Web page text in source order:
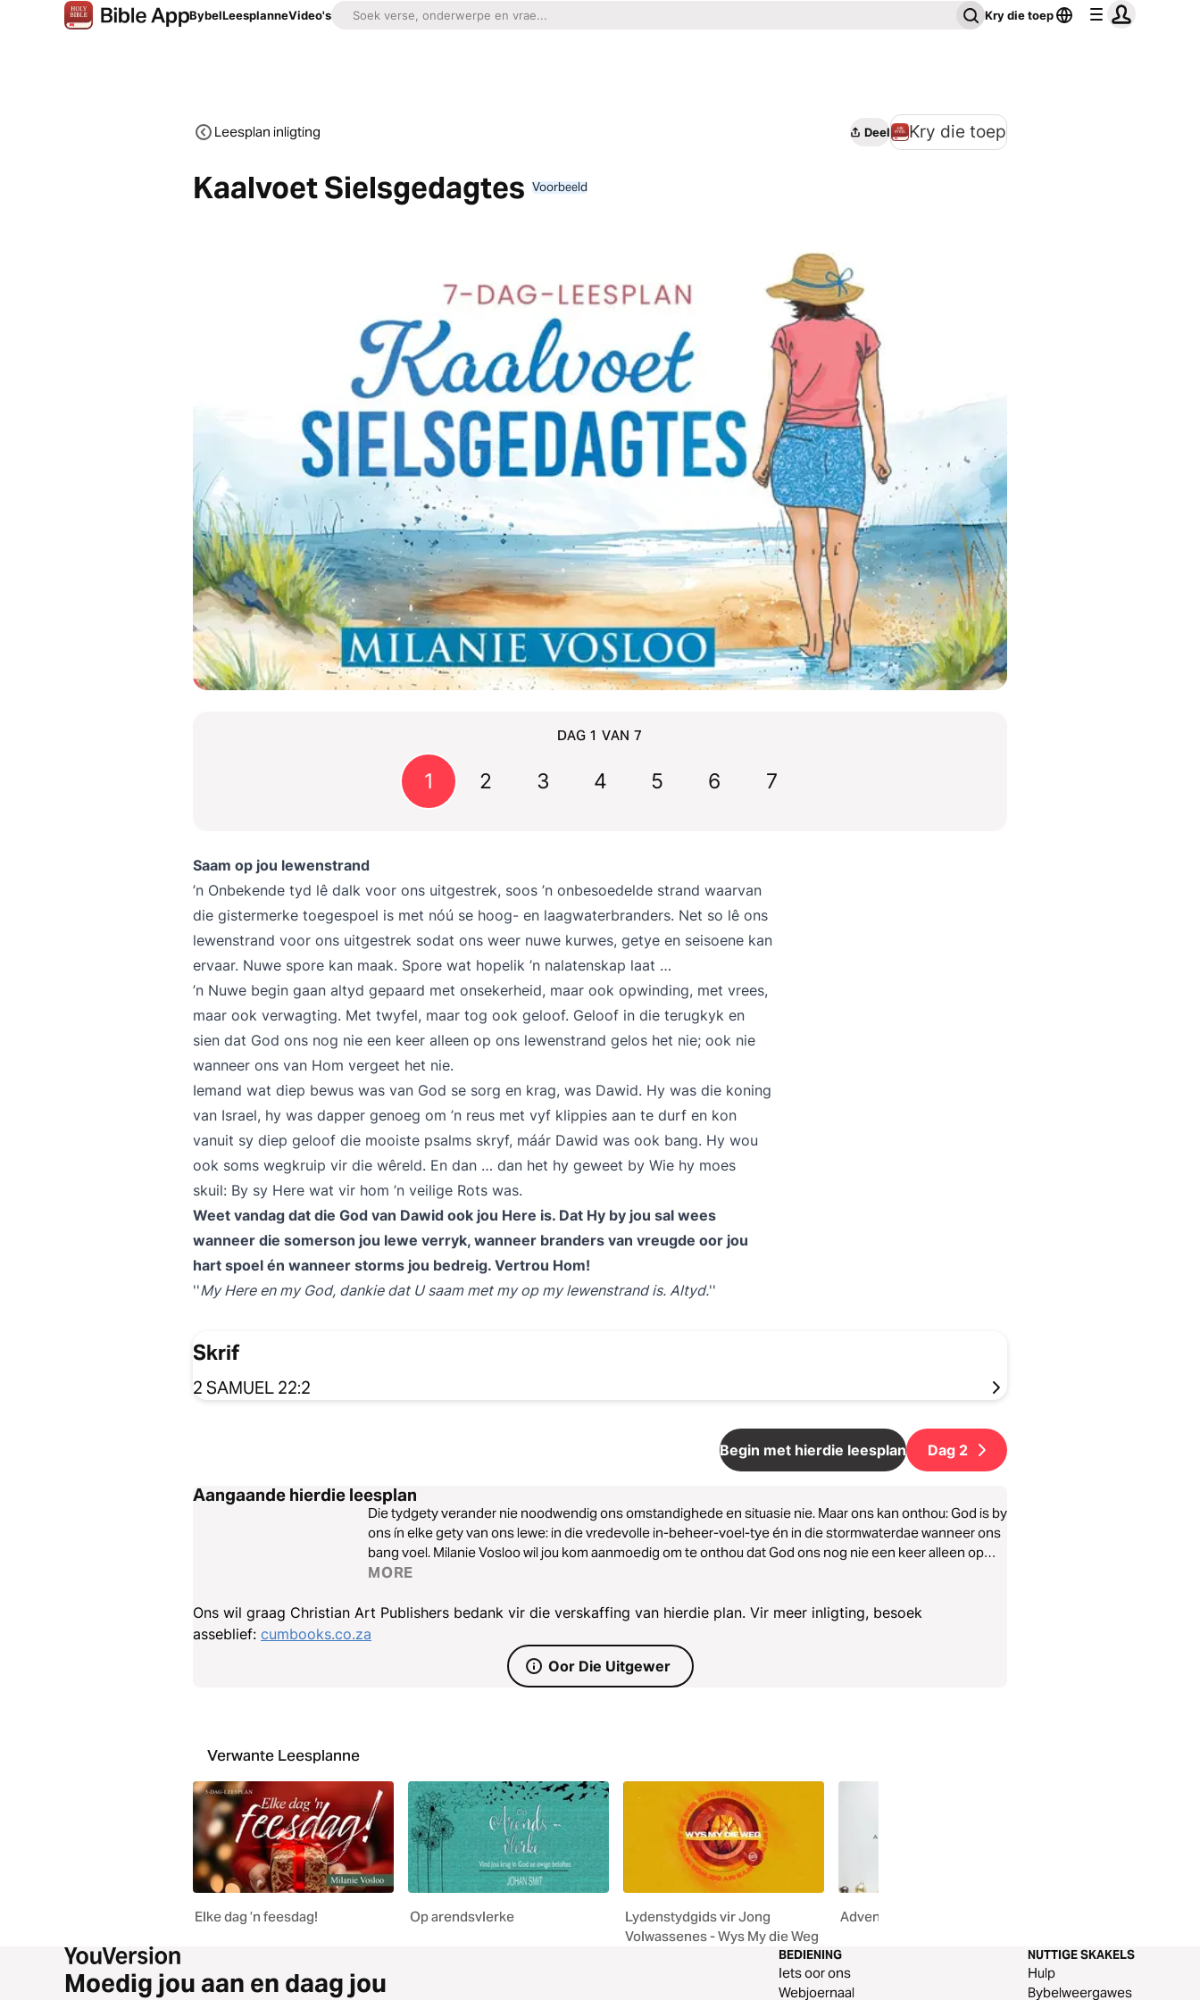
BybelLeesplanneVideo's Kry die toep
Leesplan inligting Deel Kry die toep
Kaalvoet Sielsgedagtes Voorbeeld
DAG 1 VAN 7
1 2 3 4 5 6 7
Saam op jou lewenstrand
’n Onbekende tyd lê dalk voor ons uitgestrek, soos ’n onbesoedelde strand waarvan
die gistermerke toegespoel is met nóú se hoog- en laagwaterbranders. Net so lê ons
lewenstrand voor ons uitgestrek sodat ons weer nuwe kurwes, getye en seisoene kan
ervaar. Nuwe spore kan maak. Spore wat hopelik ’n nalatenskap laat …
’n Nuwe begin gaan altyd gepaard met onsekerheid, maar ook opwinding, met vrees,
maar ook verwagting. Met twyfel, maar tog ook geloof. Geloof in die terugkyk en
sien dat God ons nog nie een keer alleen op ons lewenstrand gelos het nie; ook nie
wanneer ons van Hom vergeet het nie.
Iemand wat diep bewus was van God se sorg en krag, was Dawid. Hy was die koning
van Israel, hy was dapper genoeg om ’n reus met vyf klippies aan te durf en kon
vanuit sy diep geloof die mooiste psalms skryf, máár Dawid was ook bang. Hy wou
ook soms wegkruip vir die wêreld. En dan … dan het hy geweet by Wie hy moes
skuil: By sy Here wat vir hom ’n veilige Rots was.
Weet vandag dat die God van Dawid ook jou Here is. Dat Hy by jou sal wees
wanneer die somerson jou lewe verryk, wanneer branders van vreugde oor jou
hart spoel én wanneer storms jou bedreig. Vertrou Hom!
My Here en my God, dankie dat U saam met my op my lewenstrand is. Altyd.
Skrif
2 SAMUEL 22:2
Begin met hierdie leesplan Dag 2
Aangaande hierdie leesplan
Die tydgety verander nie noodwendig ons omstandighede en situasie nie. Maar ons kan onthou: God is by
ons ín elke gety van ons lewe: in die vredevolle in-beheer-voel-tye én in die stormwaterdae wanneer ons
bang voel. Milanie Vosloo wil jou kom aanmoedig om te onthou dat God ons nog nie een keer alleen op
ons lewenstrand gelos het nie.
MORE
Ons wil graag Christian Art Publishers bedank vir die verskaffing van hierdie plan. Vir meer inligting, besoek
asseblief: cumbooks.co.za
Oor Die Uitgewer
Verwante Leesplanne
Elke dag ’n feesdag! Op arendsvlerke
Lydenstydgids vir Jong
Volwassenes - Wys My die Weg
Advent Bewondering
Moedig jou aan en daag jou
BEDIENING
Iets oor ons
Webjoernaal
NUTTIGE SKAKELS
Hulp
Bybelweergawes